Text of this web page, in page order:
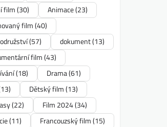
film(30) Animace(23)
film(40)
(57) dokument(13)
film(43)
(18) Drama(61)
Dětský film(13)
(22) Film 2024(34)
(11) Francouzský film(15)